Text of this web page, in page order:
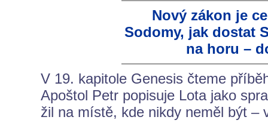
Nový zákon je
Sodomy, jak dostat
na horu –
V 19. kapitole Genesis čteme
Apoštol Petr popisuje Lota jako
žil na místě, kde nikdy neměl být –